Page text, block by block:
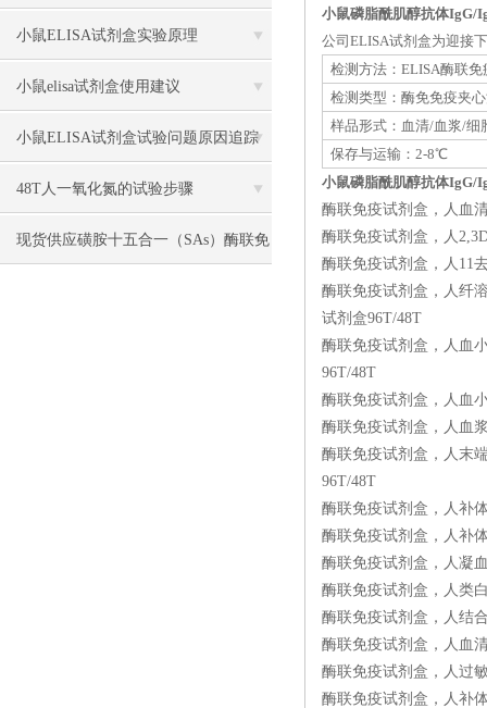
小鼠ELISA试剂盒实验原理
小鼠elisa试剂盒使用建议
小鼠ELISA试剂盒试验问题原因追踪
48T人一氧化氮的试验步骤
现货供应磺胺十五合一（SAs）酶联免
小鼠磷脂酰肌醇抗体IgG/
公司ELISA试剂盒为迎接
检测方法：ELISA酶联免
检测类型：酶免免疫夹
样品形式：血清/血浆/细
保存与运输：2-8℃
小鼠磷脂酰肌醇抗体IgG/
酶联免疫试剂盒，人血
酶联免疫试剂盒，人
酶联免疫试剂盒，人11
酶联免疫试剂盒，人纤
试剂盒96T/48T
酶联免疫试剂盒，人血
96T/48T
酶联免疫试剂盒，人血
酶联免疫试剂盒，人血
酶联免疫试剂盒，人末
96T/48T
酶联免疫试剂盒，人补
酶联免疫试剂盒，人补
酶联免疫试剂盒，人凝
酶联免疫试剂盒，人类
酶联免疫试剂盒，人结
酶联免疫试剂盒，人血
酶联免疫试剂盒，人过
酶联免疫试剂盒，人补